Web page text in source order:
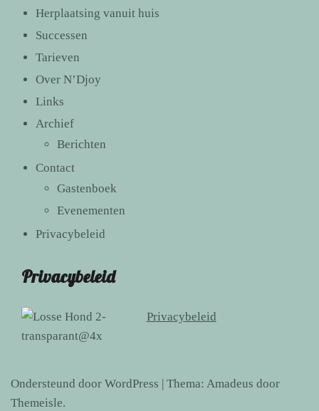
Herplaatsing vanuit huis
Successen
Tarieven
Over N’Djoy
Links
Archief
Berichten
Contact
Gastenboek
Evenementen
Privacybeleid
Privacybeleid
Privacybeleid
Ondersteund door WordPress | Thema: Amadeus door
Themeisle.